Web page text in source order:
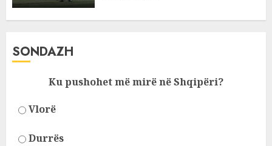
SONDAZH
Ku pushohet më mirë në Shqipëri?
Vlorë
Durrës